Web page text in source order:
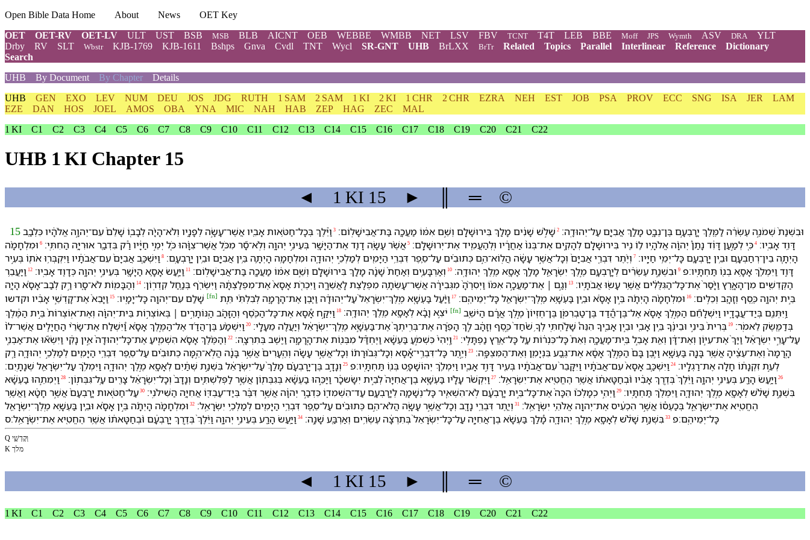
Open Bible Data Home About News
OET Key
OET
OET-RV OET-LV ULT UST BSB MSB BLB AICNT OEB WEBBE WMBB NET LSV FBV TCNT T4T LEB BBE Moff JPS Wymth ASV DRA
YLT
Drby
RV SLT Wbstr KJB-1769 KJB-1611 Bshps Gnva Cvdl TNT Wycl SR-GNT UHB BrLXX BrTr Related Topics Parallel Interlinear Reference
Dictionary
Search
UHB
By Document By Chapter Details
UHB GEN EXO LEV NUM DEU JOS JDG RUTH 1 SAM 2 SAM 1 KI 2 KI 1 CHR 2 CHR EZRA NEH EST JOB PSA PROV ECC SNG ISA JER
LAM
EZE
DAN HOS JOEL AMOS OBA YNA MIC NAH HAB ZEP HAG ZEC
MAL
1 KI
C1 C2 C3 C4 C5 C6 C7 C8 C9 C10 C11 C12 C13 C14 C15 C16 C17 C18 C19 C20 C21 C22
UHB 1 KI Chapter 15
◄ 1 KI 15 ► ═ ©
15 וּ⁠בִ⁠שְׁנַת֙ שְׁמֹנֶ֣ה עֶשְׂרֵ֔ה לַ⁠מֶּ֖לֶךְ יָרָבְעָ֣ם בֶּן־נְבָ֑ט מָלַ֥ךְ אֲבִיָּ֖ם עַל־יְהוּדָֽה׃ 2 שָׁלֹ֣שׁ שָׁנִ֔ים מָלַ֖ךְ בִּ⁠ירוּשָׁלִָ֑ם וְ⁠שֵׁ֣ם אִמּ֔⁠וֹ מַעֲכָ֖ה בַּת־אֲבִישָׁלֽוֹם׃ 3 וַ⁠יֵּ֕לֶךְ בְּ⁠כָל־חַטֹּ֥אות אָבִ֖י⁠ו אֲשֶׁר־עָשָׂ֣ה לְ⁠פָנָ֑י⁠ו וְ⁠לֹא־הָיָ֨ה לְבָב֤⁠וֹ שָׁלֵם֙ עִם־יְהוָ֣ה אֱלֹהָ֔י⁠ו כִּ⁠לְבַ֖ב
דָּוִ֥ד אָבִֽי⁠ו׃ 4 כִּ֚י לְמַ֣עַן דָּוִ֔ד נָתַן֩ יְהוָ֨ה אֱלֹהָ֥י⁠ו ל֛⁠וֹ נִ֖יר בִּ⁠ירוּשָׁלִָ֑ם לְ⁠הָקִ֤ים אֶת־בְּנ⁠וֹ֙ אַחֲרָ֔י⁠ו וּֽ⁠לְ⁠הַעֲמִ֖יד אֶת־יְרוּשָׁלִָֽם׃ 5 אֲשֶׁ֨ר עָשָׂ֥ה דָוִ֛ד אֶת־הַ⁠יָּשָׁ֖ר בְּ⁠עֵינֵ֣י יְהוָ֑ה וְ⁠לֹֽא־סָ֞ר מִ⁠כֹּ֣ל אֲשֶׁר־צִוָּ֗⁠הוּ כֹּ֚ל יְמֵ֣י חַיָּ֔י⁠ו רַ֕ק בִּ⁠דְבַ֖ר אוּרִיָּ֥ה הַ⁠חִתִּֽי׃ 6 וּ⁠מִלְחָמָ֨ה
הָיְתָ֧ה בֵין־רְחַבְעָ֛ם וּ⁠בֵ֥ין יָרָבְעָ֖ם כָּל־יְמֵ֥י חַיָּֽי⁠ו׃ 7 וְ⁠יֶ֨תֶר דִּבְרֵ֤י אֲבִיָּם֙ וְ⁠כָל־אֲשֶׁ֣ר עָשָׂ֔ה הֲ⁠לֽוֹא־הֵ֣ם כְּתוּבִ֗ים עַל־סֵ֛פֶר דִּבְרֵ֥י הַ⁠יָּמִ֖ים לְ⁠מַלְכֵ֣י יְהוּדָ֑ה וּ⁠מִלְחָמָ֥ה הָיְתָ֛ה בֵּ֥ין אֲבִיָּ֖ם וּ⁠בֵ֥ין יָרָבְעָֽם׃ 8 וַ⁠יִּשְׁכַּ֤ב אֲבִיָּם֙ עִם־אֲבֹתָ֔י⁠ו וַ⁠יִּקְבְּר֥וּ אֹת֖⁠וֹ בְּ⁠עִ֣יר
דָּוִ֑ד וַ⁠יִּמְלֹ֛ךְ אָסָ֥א בְנ֖⁠וֹ תַּחְתָּֽי⁠ו׃פ 9 וּ⁠בִ⁠שְׁנַ֣ת עֶשְׂרִ֔ים לְ⁠יָרָבְעָ֖ם מֶ֣לֶךְ יִשְׂרָאֵ֑ל מָלַ֥ךְ אָסָ֖א מֶ֥לֶךְ יְהוּדָֽה׃ 10 וְ⁠אַרְבָּעִ֤ים וְ⁠אַחַת֙ שָׁנָ֔ה מָלַ֖ךְ בִּ⁠ירוּשָׁלִָ֑ם וְ⁠שֵׁ֣ם אִמּ֔⁠וֹ מַעֲכָ֖ה בַּת־אֲבִישָׁלֽוֹם׃ 11 וַ⁠יַּ֧עַשׂ אָסָ֛א הַ⁠יָּשָׁ֖ר בְּ⁠עֵינֵ֣י יְהוָ֑ה כְּ⁠דָוִ֖ד אָבִֽי⁠ו׃ 12 וַ⁠יַּעֲבֵ֥ר
הַ⁠קְּדֵשִׁ֖ים מִן־הָ⁠אָ֑רֶץ וַ⁠יָּ֨סַר֙ אֶת־כָּל־הַ⁠גִּלֻּלִ֔ים אֲשֶׁ֥ר עָשׂ֖וּ אֲבֹתָֽי⁠ו׃ 13 וְ⁠גַ֣ם ׀ אֶת־מַעֲכָ֣ה אִמּ֗⁠וֹ וַ⁠יְסִרֶ֨⁠הָ֙ מִ⁠גְּבִירָ֔ה אֲשֶׁר־עָשְׂתָ֥ה מִפְלֶ֖צֶת לָ⁠אֲשֵׁרָ֑ה וַ⁠יִּכְרֹ֤ת אָסָא֙ אֶת־מִפְלַצְתָּ֔⁠הּ וַ⁠יִּשְׂרֹ֖ף בְּ⁠נַ֥חַל קִדְרֽוֹן׃ 14 וְ⁠הַ⁠בָּמ֖וֹת לֹא־סָ֑רוּ רַ֣ק לְבַב־אָסָ֗א הָיָ֥ה
שָׁלֵ֛ם עִם־יְהוָ֖ה כָּל־יָמָֽי⁠ו׃ 15 [fn] בֵּ֣ית יְהוָ֑ה כֶּ֥סֶף וְ⁠זָהָ֖ב וְ⁠כֵלִֽים׃ 16 וּ⁠מִלְחָמָ֨ה הָיְתָ֜ה בֵּ֣ין אָסָ֗א וּ⁠בֵ֛ין בַּעְשָׁ֥א מֶֽלֶךְ־יִשְׂרָאֵ֖ל כָּל־יְמֵי⁠הֶֽם׃ 17 וַ⁠יַּ֨עַל בַּעְשָׁ֤א מֶֽלֶךְ־יִשְׂרָאֵל֙ עַל־יְהוּדָ֔ה וַ⁠יִּ֖בֶן אֶת־הָ⁠רָמָ֑ה לְ⁠בִלְתִּ֗י תֵּ֚ת
יֹצֵ֣א וָ⁠בָ֔א לְ⁠אָסָ֖א מֶ֥לֶךְ יְהוּדָֽה׃ 18 [fn]
בְּ⁠דַמֶּ֖שֶׂק לֵ⁠אמֹֽר׃ 19 בְּרִית֙ בֵּינִ֣⁠י וּ⁠בֵינֶ֔⁠ךָ בֵּ֥ין אָבִ֖⁠י וּ⁠בֵ֣ין אָבִ֑י⁠ךָ הִנֵּה֩ שָׁלַ֨חְתִּֽי לְ⁠ךָ֥ שֹׁ֨חַד֙ כֶּ֣סֶף וְ⁠זָהָ֔ב לֵ֣ךְ הָפֵ֗רָ⁠ה אֶת־בְּרִֽיתְ⁠ךָ֙ אֶת־בַּעְשָׁ֣א מֶֽלֶךְ־יִשְׂרָאֵ֔ל וְ⁠יַעֲלֶ֖ה מֵ⁠עָלָֽ⁠י׃ 20 וַ⁠יִּשְׁמַ֨ע בֶּן־הֲדַ֜ד אֶל־הַ⁠מֶּ֣לֶךְ אָסָ֗א וַ֠⁠יִּשְׁלַח אֶת־שָׂרֵ֨י הַ⁠חֲיָלִ֤ים אֲשֶׁר־ל⁠וֹ֙
עַל־עָרֵ֣י יִשְׂרָאֵ֔ל וַ⁠יַּךְ֙ אֶת־עִיּ֣וֹן וְ⁠אֶת־דָּ֔ן וְ⁠אֵ֖ת אָבֵ֣ל בֵּֽית־מַעֲכָ֑ה וְ⁠אֵת֙ כָּל־כִּנְר֔וֹת עַ֖ל כָּל־אֶ֥רֶץ נַפְתָּלִֽי׃
21 וַֽ⁠יְהִי֙ כִּ⁠שְׁמֹ֣עַ בַּעְשָׁ֔א וַ⁠יֶּחְדַּ֕ל מִ⁠בְּנ֖וֹת אֶת־הָֽ⁠רָמָ֑ה וַ⁠יֵּ֖שֶׁב בְּ⁠תִרְצָֽה׃ 22 וְ⁠הַ⁠מֶּ֨לֶךְ אָסָ֜א הִשְׁמִ֤יעַ אֶת־כָּל־יְהוּדָה֙ אֵ֣ין נָקִ֔י וַ⁠יִּשְׂא֞וּ אֶת־אַבְנֵ֤י
הָֽ⁠רָמָה֙ וְ⁠אֶת־עֵצֶ֔י⁠הָ אֲשֶׁ֥ר בָּנָ֖ה בַּעְשָׁ֑א וַ⁠יִּ֤בֶן בָּ⁠ם֙ הַ⁠מֶּ֣לֶךְ אָסָ֔א אֶת־גֶּ֥בַע בִּנְיָמִ֖ן וְ⁠אֶת־הַ⁠מִּצְפָּֽה׃ 23 וְ⁠יֶ֣תֶר כָּל־דִּבְרֵֽי־אָ֠סָא וְ⁠כָל־גְּב֨וּרָת֜⁠וֹ וְ⁠כָל־אֲשֶׁ֣ר עָשָׂ֗ה וְ⁠הֶֽ⁠עָרִים֙ אֲשֶׁ֣ר בָּנָ֔ה הֲ⁠לֹֽא־הֵ֣מָּה כְתוּבִ֗ים עַל־סֵ֛פֶר דִּבְרֵ֥י הַ⁠יָּמִ֖ים לְ⁠מַלְכֵ֣י יְהוּדָ֑ה רַ֚ק
לְ⁠עֵ֣ת זִקְנָת֔⁠וֹ חָלָ֖ה אֶת־רַגְלָֽי⁠ו׃ 24 וַ⁠יִּשְׁכַּ֤ב אָסָא֙ עִם־אֲבֹתָ֔י⁠ו וַ⁠יִּקָּבֵר֙ עִם־אֲבֹתָ֔י⁠ו בְּ⁠עִ֖יר דָּוִ֣ד אָבִ֑י⁠ו וַ⁠יִּמְלֹ֛ךְ יְהוֹשָׁפָ֥ט בְּנ֖⁠וֹ תַּחְתָּֽי⁠ו׃פ 25 וְ⁠נָדָ֣ב בֶּן־יָרָבְעָ֗ם מָלַךְ֙ עַל־יִשְׂרָאֵ֔ל בִּ⁠שְׁנַ֣ת שְׁתַּ֔יִם לְ⁠אָסָ֖א מֶ֣לֶךְ יְהוּדָ֑ה וַ⁠יִּמְלֹ֥ךְ עַל־יִשְׂרָאֵ֖ל שְׁנָתָֽיִם׃
26 וַ⁠יַּ֥עַשׂ הָ⁠רַ֖ע בְּ⁠עֵינֵ֣י יְהוָ֑ה וַ⁠יֵּ֨לֶךְ֙ בְּ⁠דֶ֣רֶךְ אָבִ֔י⁠ו וּ֨⁠בְ⁠חַטָּאת֔⁠וֹ אֲשֶׁ֥ר הֶחֱטִ֖יא אֶת־יִשְׂרָאֵֽל׃ 27 וַ⁠יִּקְשֹׁ֨ר עָלָ֜י⁠ו בַּעְשָׁ֤א בֶן־אֲחִיָּה֙ לְ⁠בֵ֣ית יִשָּׂשכָ֔ר וַ⁠יַּכֵּ֣⁠הוּ בַעְשָׁ֔א בְּ⁠גִבְּת֖וֹן אֲשֶׁ֣ר לַ⁠פְּלִשְׁתִּ֑ים וְ⁠נָדָב֙ וְ⁠כָל־יִשְׂרָאֵ֔ל צָרִ֖ים עַֽל־גִּבְּתֽוֹן׃ 28 וַ⁠יְמִתֵ֣⁠הוּ בַעְשָׁ֔א
בִּ⁠שְׁנַ֣ת שָׁלֹ֔שׁ לְ⁠אָסָ֖א מֶ֣לֶךְ יְהוּדָ֑ה וַ⁠יִּמְלֹ֖ךְ תַּחְתָּֽי⁠ו׃ 29 וַ⁠יְהִ֣י כְ⁠מָלְכ֗⁠וֹ הִכָּה֙ אֶת־כָּל־בֵּ֣ית יָרָבְעָ֔ם לֹֽא־הִשְׁאִ֧יר כָּל־נְשָׁמָ֛ה לְ⁠יָרָבְעָ֖ם עַד־הִשְׁמִד֑⁠וֹ כִּ⁠דְבַ֣ר יְהוָ֔ה אֲשֶׁ֣ר דִּבֶּ֔ר בְּ⁠יַד־עַבְדּ֖⁠וֹ אֲחִיָּ֥ה הַ⁠שִּׁילֹנִֽי׃ 30 עַל־חַטֹּ֤אות יָרָבְעָם֙ אֲשֶׁ֣ר חָטָ֔א וַ⁠אֲשֶׁ֥ר
הֶחֱטִ֖יא אֶת־יִשְׂרָאֵ֑ל בְּ⁠כַעְס֕⁠וֹ אֲשֶׁ֣ר הִכְעִ֔יס אֶת־יְהוָ֖ה אֱלֹהֵ֥י יִשְׂרָאֵֽל׃
31 וְ⁠יֶ֛תֶר דִּבְרֵ֥י נָדָ֖ב וְ⁠כָל־אֲשֶׁ֣ר עָשָׂ֑ה הֲ⁠לֹא־הֵ֣ם כְּתוּבִ֗ים עַל־סֵ֛פֶר דִּבְרֵ֥י הַ⁠יָּמִ֖ים לְ⁠מַלְכֵ֥י יִשְׂרָאֵֽל׃ 32 וּ⁠מִלְחָמָ֨ה הָיְתָ֜ה בֵּ֣ין אָסָ֗א וּ⁠בֵ֛ין בַּעְשָׁ֥א מֶֽלֶךְ־יִשְׂרָאֵ֖ל
כָּל־יְמֵי⁠הֶֽם׃פ 33 בִּ⁠שְׁנַ֣ת שָׁלֹ֔שׁ לְ⁠אָסָ֖א מֶ֣לֶךְ יְהוּדָ֑ה מָ֠לַךְ בַּעְשָׁ֨א בֶן־אֲחִיָּ֤ה עַל־כָּל־יִשְׂרָאֵל֙ בְּ⁠תִרְצָ֔ה עֶשְׂרִ֥ים וְ⁠אַרְבַּ֖ע שָׁנָֽה׃ 34 וַ⁠יַּ֥עַשׂ הָ⁠רַ֖ע בְּ⁠עֵינֵ֣י יְהוָ֑ה וַ⁠יֵּ֨לֶךְ֙ בְּ⁠דֶ֣רֶךְ יָרָבְעָ֔ם וּ֨⁠בְ⁠חַטָּאת֔⁠וֹ אֲשֶׁ֥ר הֶחֱטִ֖יא אֶת־יִשְׂרָאֵֽל׃ס
Q וְקָדְשֵׁ֖י
K מלך
◄ 1 KI 15 ► ═ ©
1 KI C1 C2 C3 C4 C5 C6 C7 C8 C9 C10 C11 C12 C13 C14 C15 C16 C17 C18 C19 C20 C21 C22